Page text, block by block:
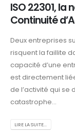
ISO 22301,
Continuité
Deux entreprises
risquent la faillite
capacité d’une
est directement
de l’activité qui
catastrophe...
LIRE LA SUITE...